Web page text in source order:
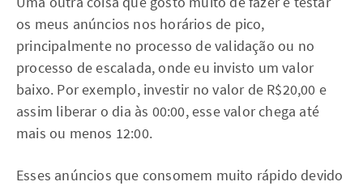
os meus anúncios nos horários de pico,
principalmente no processo de validação ou no
processo de escalada, onde eu invisto um valor
baixo. Por exemplo, investir no valor de R$20,00 e
assim liberar o dia às 00:00, esse valor chega até
mais ou menos 12:00.
Esses anúncios que consomem muito rápido devido